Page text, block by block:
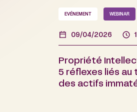
EVÉNEMENT WEBINAR
09/04/2026
Propriété
5 réflexes liés au
des actifs